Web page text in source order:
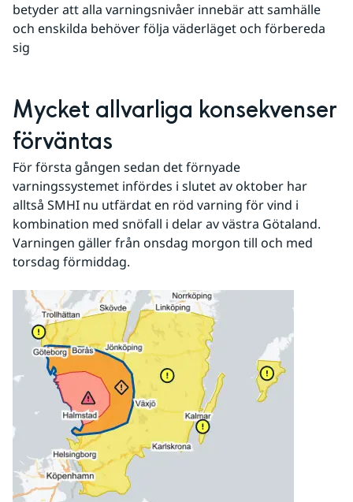
betyder att alla varningsnivåer innebär att samhälle
och enskilda behöver följa väderläget och förbereda
sig
Mycket allvarliga konsekvenser
förväntas
För första gången sedan det förnyade
varningssystemet infördes i slutet av oktober har
alltså SMHI nu utfärdat en röd varning för vind i
kombination med snöfall i delar av västra Götaland.
Varningen gäller från onsdag morgon till och med
torsdag förmiddag.